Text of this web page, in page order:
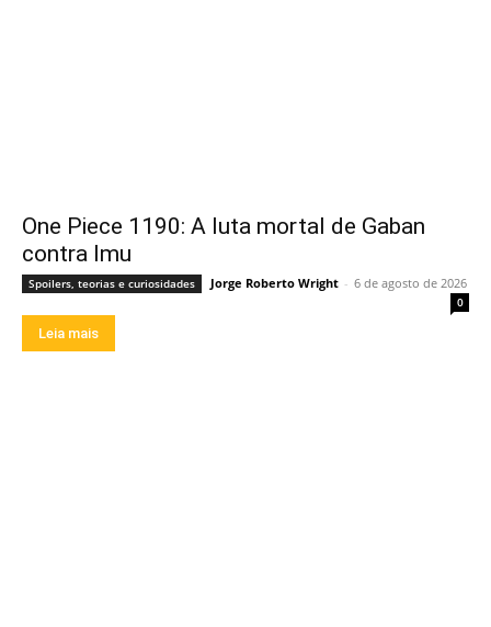
One Piece 1190: A luta mortal de Gaban
contra Imu
Spoilers, teorias e curiosidades Jorge Roberto Wright - 6 de agosto de 2026
0
Leia mais